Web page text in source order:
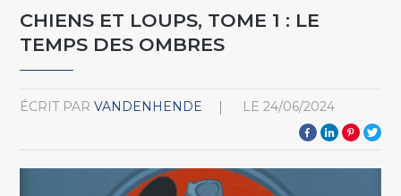
CHIENS ET LOUPS, TOME 1 : LE
TEMPS DES OMBRES
ÉCRIT PAR VANDENHENDE LE 24/06/2024